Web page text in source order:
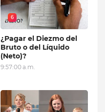
6
¿Pagar el Diezmo del
Bruto o del Líquido
(Neto)?
9:57:00 a.m.